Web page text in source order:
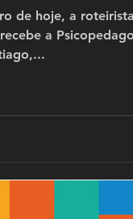
de hoje, a
a